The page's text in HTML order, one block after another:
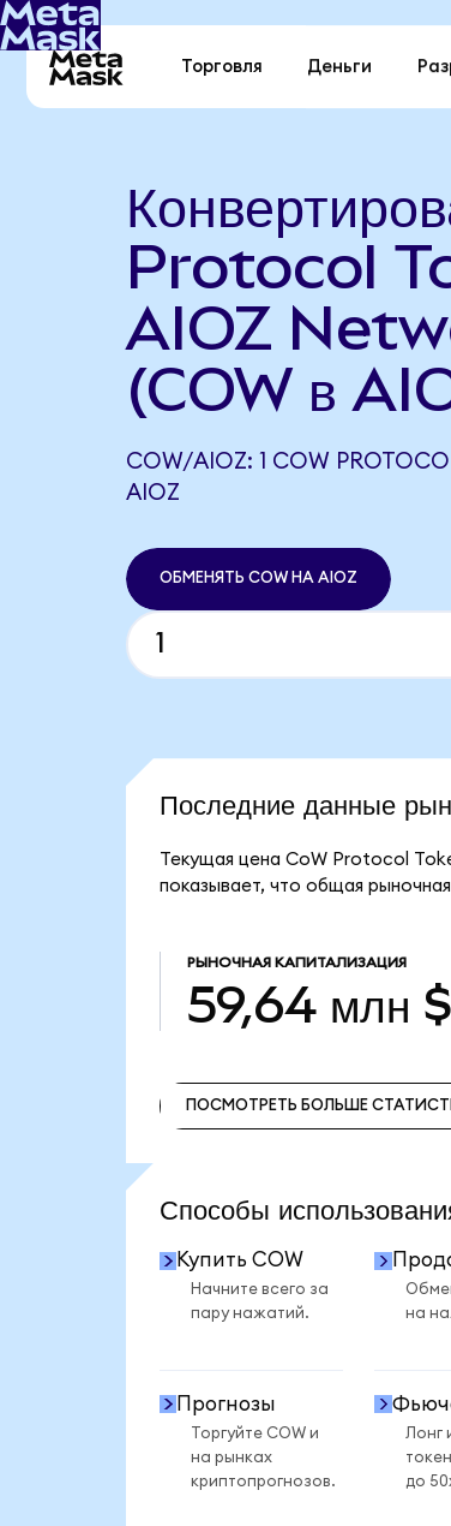
Торговля Деньги
Protocol
AIOZ
(COW в
COW/AIOZ: 1 COW
AIOZ
ОБМЕНЯТЬ COW НА AIOZ
Последние данные
Текущая цена CoW Protocol
показывает, что общая
РЫНОЧНАЯ КАПИТАЛИЗАЦИЯ
59,64 млн $
ПОСМОТРЕТЬ БОЛЬШЕ
Способы
Купить COW
Начните всего за
пару нажатий.
на
Прогнозы
Торгуйте COW и
на рынках
криптопрогнозов.
Лонг
до